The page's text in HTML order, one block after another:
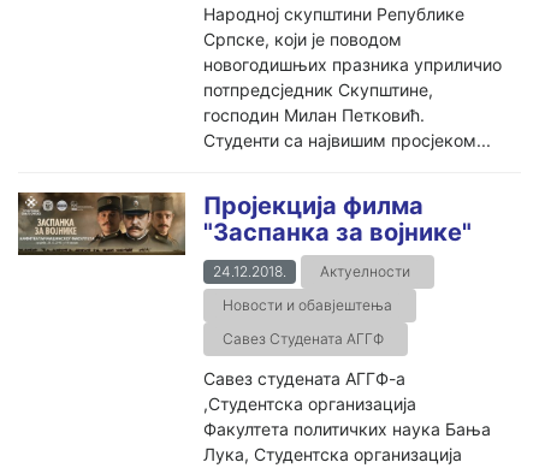
Народној скупштини Републике
Српске, који је поводом
новогодишњих празника уприличио
потпредсједник Скупштине,
господин Милан Петковић.
Студенти са највишим просјеком...
Пројекција филма
"Заспанка за војнике"
24.12.2018.
Актуелности
Новости и обавјештења
Савез Студената АГГФ
Савез студената АГГФ-а
,Студентска организација
Факултета политичких наука Бања
Лука, Студентска организација